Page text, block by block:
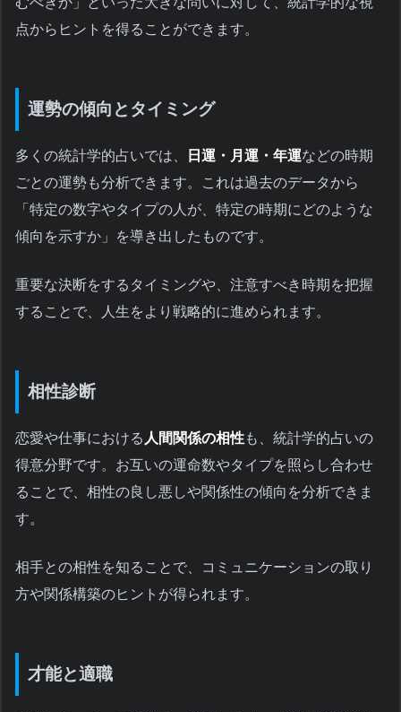
点からヒントを得ることができます。
運勢の傾向とタイミング
多くの統計学的占いでは、 日運・月運・年運などの時期
ごとの運勢も分析できます。これは過去のデータから
「特定の数字やタイプの人が、特定の時期にどのような
傾向を示すか」を導き出したものです。
重要な決断をするタイミングや、注意すべき時期を把握
することで、人生をより戦略的に進められます。
相性診断
恋愛や仕事における 人間関係の相性も、統計学的占いの
得意分野です。お互いの運命数やタイプを照らし合わせ
ることで、相性の良し悪しや関係性の傾向を分析できま
す。
相手との相性を知ることで、コミュニケーションの取り
方や関係構築のヒントが得られます。
才能と適職